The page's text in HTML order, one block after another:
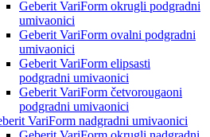
Geberit VariForm okrugli podgradni
umivaonici
Geberit VariForm ovalni podgradni
umivaonici
Geberit VariForm elipsasti
podgradni umivaonici
Geberit VariForm četvorougaoni
podgradni umivaonici
VariForm nadgradni umivaonici